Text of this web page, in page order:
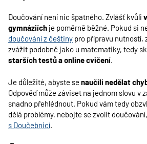
Doučování není nic špatného. Zvlášť kvůli
gymnáziích je poměrně běžné. Pokud si
doučování z češtiny pro přípravu nutností,
zvážit podobně jako u matematiky, tedy
starších testů a online cvičení.
Je důležité, abyste se naučili nedělat
Odpověď může záviset na jednom slovu v
snadno přehlédnout. Pokud vám tedy
dělá problémy, nebojte se zvolit
s Doučebnicí.